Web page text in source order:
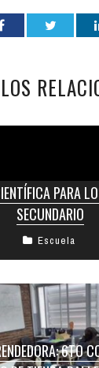
PARA
SECUNDARIO
Escuela
6TO